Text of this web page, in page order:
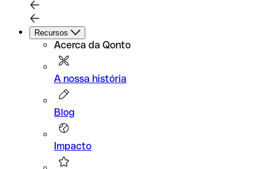
Recursos
Acerca da Qonto
A nossa história
Blog
Impacto